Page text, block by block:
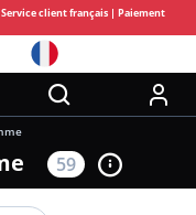
client français | Paiement
59